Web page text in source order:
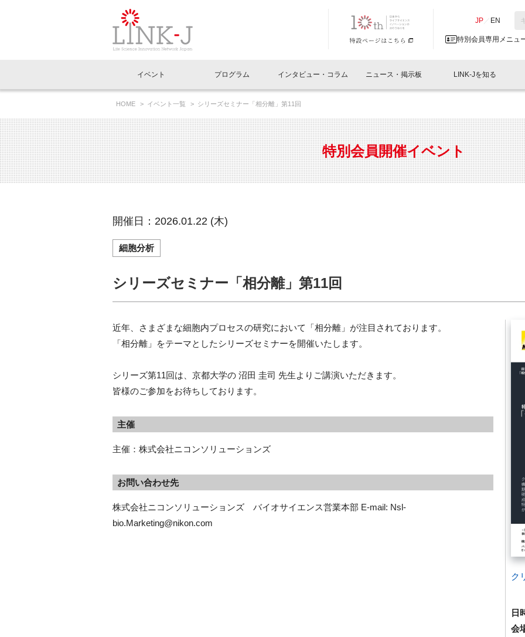
JP EN
特別会員専用メニュ
イベントお知らせメール登録
閉じる
イベント
イベント一覧
LINK-J主催・共催 特別会員開催
LINK-J協賛・協力 出展・参加
イベントレポート一覧
LINK-J主催・共催
LINK-J協賛・協力
プログラム
Out of Box相談室 What's "UNIKORN"？
インタビュー・コラム
インタビュー・コラム一覧
スペシャルインタビュー ベンチャーインタビュー 会報
連載コラム サポーターコラム 日本
ニュース・掲示板
ニュース一覧
トピック プレスリリース
メディア情報 海外関連
協賛・協力
人と情報の交流掲示板一覧
会員プレスリリース
募集
LINK-Jを知る
理事長挨拶 Why in Nihonbashi
国内外連携 サポーター紹介 事業
組織概要 パンフレット GTB
特別会員一覧 特別会員について 入会
専用メニューはこちら
ラウンジ・会議室 オフィス・ラボ 施設
アクセス
HOME イベント一覧 シリーズセミナー「相分離」第11回
特別会員開催イベント
開催日：2026.01.22 (木)
細胞分析
シリーズセミナー「相分離」第11回
近年、さまざまな細胞内プロセスの研究において「相分離」が注目されております。
「相分離」をテーマとしたシリーズセミナーを開催いたします。
シリーズ第11回は、京都大学の 沼田 圭司 先生よりご講演いただきます。
皆様のご参加をお待ちしております。
主催
主催：株式会社ニコンソリューションズ
お問い合わせ先
株式会社ニコンソリューションズ　バイオサイエンス営業本部 E-mail: Nsl-
bio.Marketing@nikon.com
ク
日
会